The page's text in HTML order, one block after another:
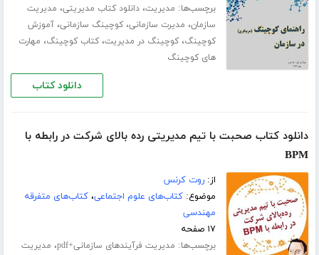
برچسب‌ها: مدیریت،دانلود کتاب مدیریتی، مدیریت
سازمان، مدیرت سازمانی،کوچینگ سازمانی،آموزش
کوچینگ،کوچینگ در مدیریت،کتاب کوچینگ، مهارت
های کوچینگ
دانلود کتاب
دانلود کتاب صحبت با تیم مدیریتی رده بالای شرکت در رابطه با
BPM
از:روت کرنس
موضوع:کتاب‌های علوم اجتماعی،کتاب‌های متفرقه
مهندسی
۱۷ صفحه
برچسب‌ها: مدیریت فرآیندهای سازمانی+pdf ، مدیریت